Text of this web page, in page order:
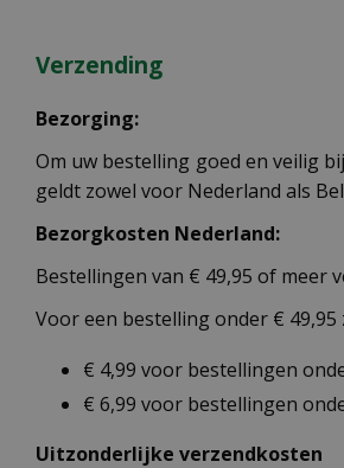
Verzending
Bezorging:
Om uw bestelling goed en veilig
geldt zowel voor Nederland als
Bezorgkosten Nederland:
Bestellingen van € 49,95 of meer
Voor een bestelling onder € 49,95
€ 4,99 voor bestellingen
€ 6,99 voor bestellingen
Uitzonderlijke verzendkosten